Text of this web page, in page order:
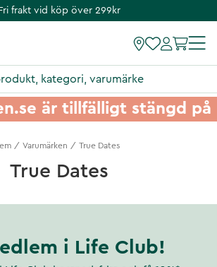
frakt vid köp över 299kr
är tillfälligt stängd
Varumärken True Dates
True Dates
i Life Club!